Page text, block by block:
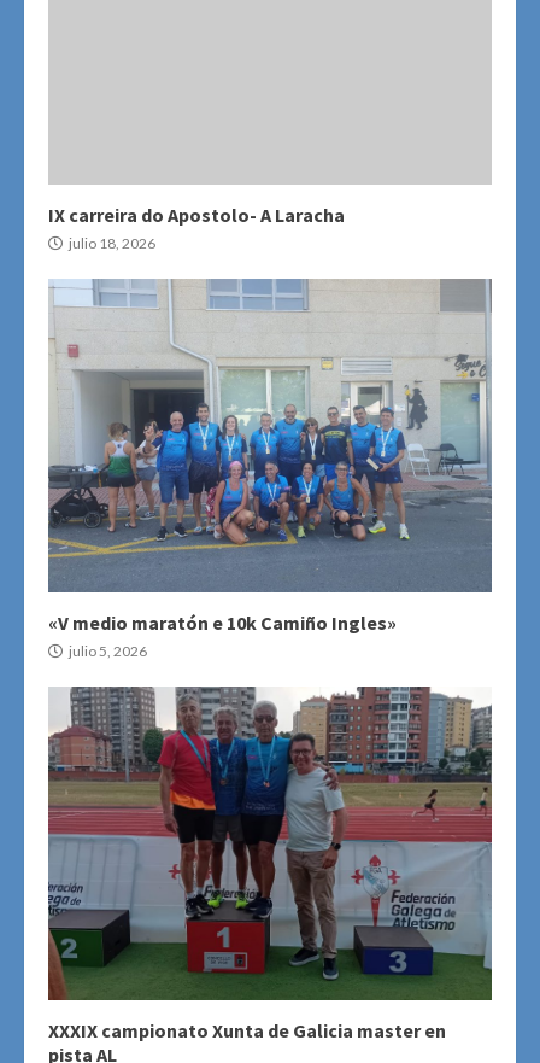
IX carreira do Apostolo- A Laracha
julio 18, 2026
«V medio maratón e 10k Camiño Ingles»
julio 5, 2026
XXXIX campionato Xunta de Galicia master en
pista AL